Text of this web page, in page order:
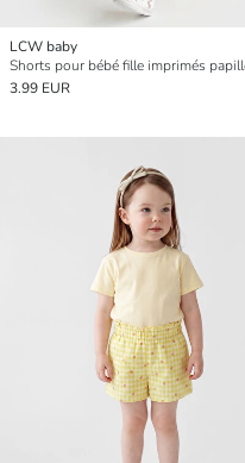
LCW baby
Shorts pour bébé fille imprimés
3.99 EUR